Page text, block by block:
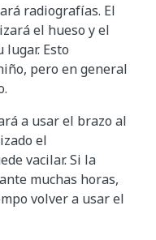
radiografías. El
el hueso y el
Esto
pero en general
a usar el brazo al
el
vacilar. Si la
muchas horas,
volver a usar el